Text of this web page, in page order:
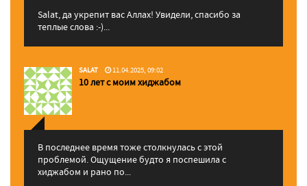
Salat, да укрепит вас Аллаx! Увидели, спасибо за
теплые слова :-)...
SALAT 11.04.2025, 09:02
10 лет с моим хиджабом
В последнее время тоже столкнулась с этой
проблемой. Ощущение будто я поспешила с
хиджабом и рано по...